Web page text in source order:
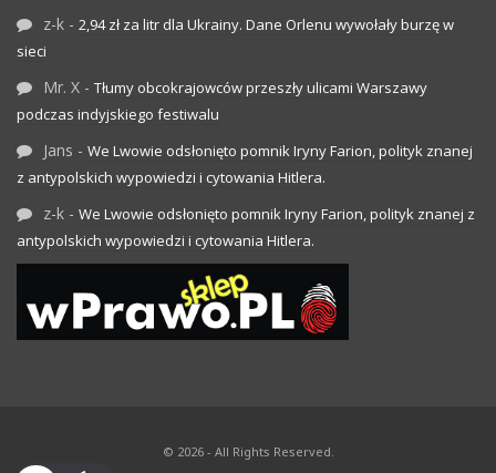
z-k - 2,94 zł za litr dla Ukrainy. Dane Orlenu wywołały burzę w
sieci
Mr. X - Tłumy obcokrajowców przeszły ulicami Warszawy
podczas indyjskiego festiwalu
Jans - We Lwowie odsłonięto pomnik Iryny Farion, polityk znanej
z antypolskich wypowiedzi i cytowania Hitlera.
z-k - We Lwowie odsłonięto pomnik Iryny Farion, polityk znanej z
antypolskich wypowiedzi i cytowania Hitlera.
© 2026 - All Rights Reserved.